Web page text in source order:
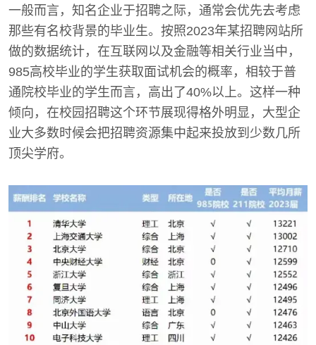
一般而言，知名企业于招聘之际，通常会优先去考虑
那些有名校背景的毕业生。按照2023年某招聘网站所
做的数据统计，在互联网以及金融等相关行业当中，
985高校毕业的学生获取面试机会的概率，相较于普
通院校毕业的学生而言，高出了40%以上。这样一种
倾向，在校园招聘这个环节展现得格外明显，大型企
业大多数时候会把招聘资源集中起来投放到少数几所
顶尖学府。